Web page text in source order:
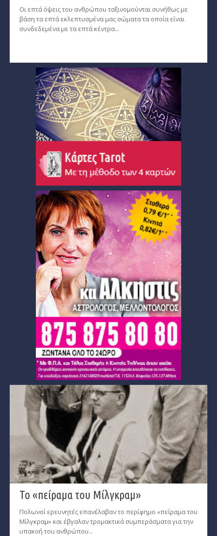
Οι επτά όψεις του ανθρώπου ταξινομούνται συνήθως με
βάση τα επτά εκλεπτυσμένα μας σώματα τα οποία είναι
συνδεδεμένα με τα επτά κέντρα...
Το «πείραμα του Μίλγκραμ»
Πολωνοί ερευνητές επανέλαβαν το περίφημο «πείραμα του
Μίλγκραμ» και έβγαλαν τρομακτικά συμπεράσματα για την
υπακοή του ανθρώπου...